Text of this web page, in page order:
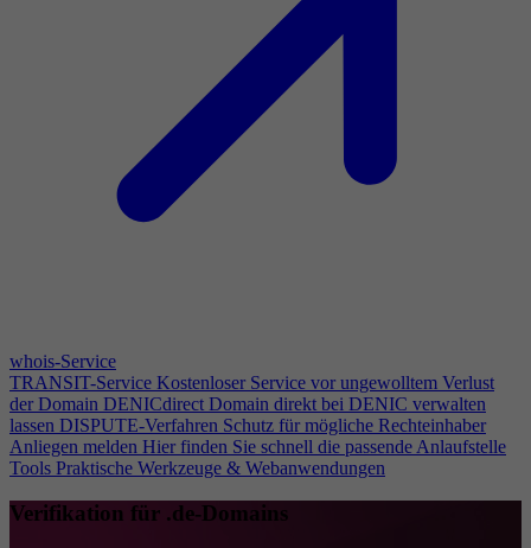
whois-Service
TRANSIT-Service Kostenloser Service vor ungewolltem Verlust
der Domain DENICdirect Domain direkt bei DENIC verwalten
lassen DISPUTE-Verfahren Schutz für mögliche Rechteinhaber
Anliegen melden Hier finden Sie schnell die passende Anlaufstelle
Tools Praktische Werkzeuge & Webanwendungen
Verifikation für .de-Domains